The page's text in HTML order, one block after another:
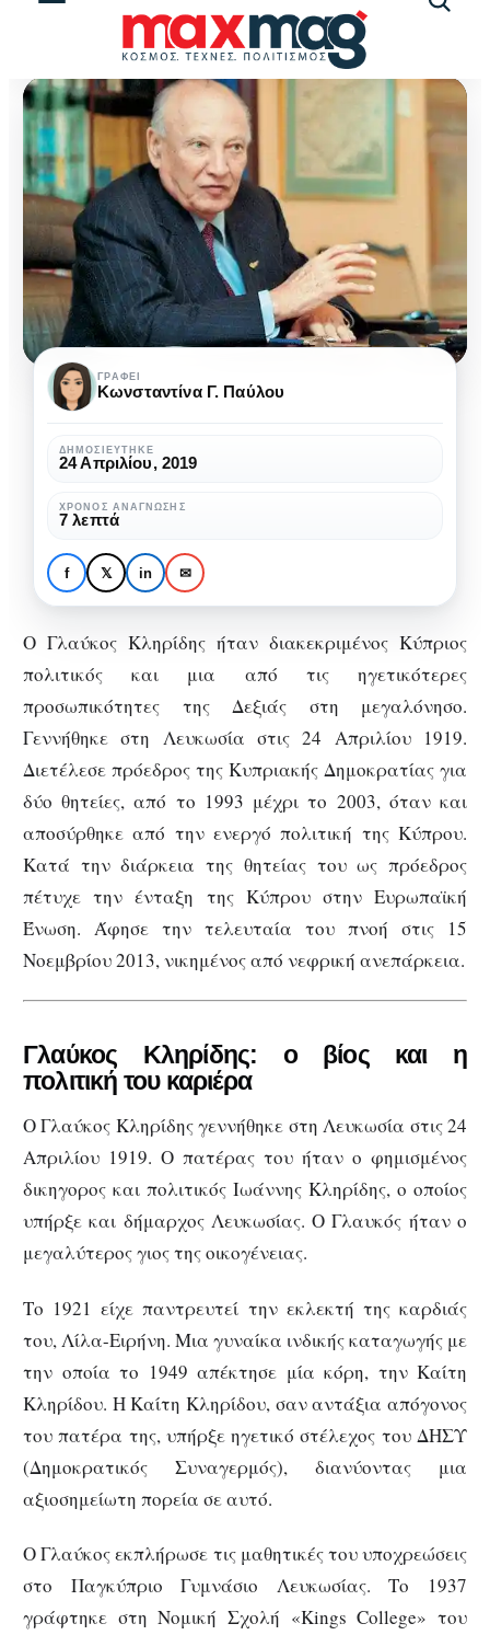
ΑΦΙΕΡΏΜΑΤΑ ΠΟΛΙΤΙΚΟΊ
Γλαύκος Κληρίδης:
διακεκριμένος Κύπριος
πολιτικός
Γλαύκος
Κληρίδης:
διακεκριμένος
Κύπριος
πολιτικός
ΓΡΆΦΕΙ
Κωνσταντίνα Γ. Παύλου
ΔΗΜΟΣΙΕΎΤΗΚΕ
24 Απριλίου, 2019
ΧΡΌΝΟΣ ΑΝΆΓΝΩΣΗΣ
7 λεπτά
f 𝕏 in ✉
Ο Γλαύκος Κληρίδης ήταν διακεκριμένος Κύπριος
πολιτικός και μια από τις ηγετικότερες
προσωπικότητες της Δεξιάς στη μεγαλόνησο.
Γεννήθηκε στη Λευκωσία στις 24 Απριλίου 1919.
Διετέλεσε πρόεδρος της Κυπριακής Δημοκρατίας για
δύο θητείες, από το 1993 μέχρι το 2003, όταν και
αποσύρθηκε από την ενεργό πολιτική της Κύπρου.
Κατά την διάρκεια της θητείας του ως πρόεδρος
πέτυχε την ένταξη της Κύπρου στην Ευρωπαϊκή
Ένωση. Άφησε την τελευταία του πνοή στις 15
Νοεμβρίου 2013, νικημένος από νεφρική ανεπάρκεια.
Γλαύκος Κληρίδης: οβίος και η
πολιτική του καριέρα
Ο Γλαύκος Κληρίδης γεννήθηκε στη Λευκωσία στις 24
Απριλίου 1919. Ο πατέρας του ήταν ο φημισμένος
δικηγορος και πολιτικός Ιωάννης Κληρίδης, ο οποίος
υπήρξε και δήμαρχος Λευκωσίας. Ο Γλαυκός ήταν ο
μεγαλύτερος γιος της οικογένειας.
Το 1921 είχε παντρευτεί την εκλεκτή της καρδιάς
του, Λίλα-Ειρήνη. Μια γυναίκα ινδικής καταγωγής με
την οποία το 1949 απέκτησε μία κόρη, την Καίτη
Κληρίδου. Η Καίτη Κληρίδου, σαν αντάξια απόγονος
του πατέρα της, υπήρξε ηγετικό στέλεχος του ΔΗΣΥ
(Δημοκρατικός Συναγερμός), διανύοντας μια
αξιοσημείωτη πορεία σε αυτό.
Ο Γλαύκος εκπλήρωσε τις μαθητικές του υποχρεώσεις
στο Παγκύπριο Γυμνάσιο Λευκωσίας. Το 1937
γράφτηκε στη Νομική Σχολή «Kings College» του